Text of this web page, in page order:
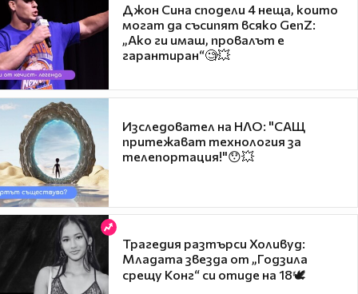
Джон Сина сподели 4 неща, които
могат да съсипят всяко GenZ:
„Ако ги имаш, провалът е
гарантиран“🧐💥
Изследовател на НЛО: "САЩ
притежават технология за
телепортация!"😯💥
Трагедия разтърси Холивуд:
Младата звезда от „Годзила
срещу Конг“ си отиде на 18🕊️